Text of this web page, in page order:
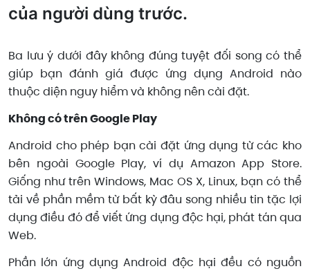
của người dùng trước.
Ba lưu ý dưới đây không đúng tuyệt đối song có thể
giúp bạn đánh giá được ứng dụng Android nào
thuộc diện nguy hiểm và không nên cài đặt.
Không có trên Google Play
Android cho phép bạn cài đặt ứng dụng từ các kho
bên ngoài Google Play, ví dụ Amazon App Store.
Giống như trên Windows, Mac OS X, Linux, bạn có thể
tải về phần mềm từ bất kỳ đâu song nhiều tin tặc lợi
dụng điều đó để viết ứng dụng độc hại, phát tán qua
Web.
Phần lớn ứng dụng Android độc hại đều có nguồn